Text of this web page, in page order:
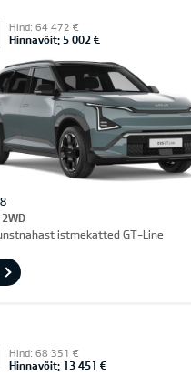
Hind: 64 472 €
Hinnavõit: 5 002 €
istmekatted GT-Line
Hind: 68 351 €
Hinnavõit: 13 451 €